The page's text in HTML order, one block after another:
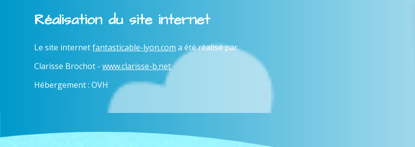
Réalisation du site internet
Le site internetfantasticable-lyon.com a été réalisé par
Clarisse Brochot -www.clarisse-b.net
Hébergement : OVH